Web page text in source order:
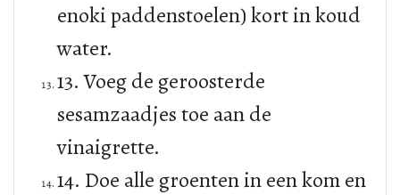
enoki paddenstoelen) kort in koud
water.
13. Voeg de geroosterde
sesamzaadjes toe aan de
vinaigrette.
14. Doe alle groenten in een kom en